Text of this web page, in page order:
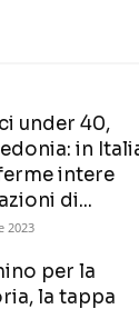
under 40,
in
intere
di...
2023
per la
la tappa